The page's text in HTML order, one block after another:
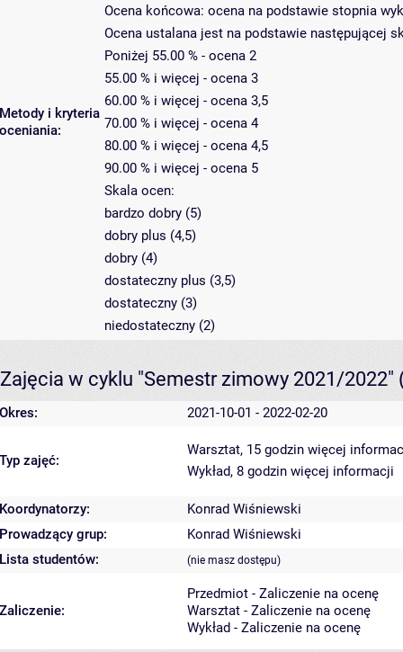
Metody i kryteria
oceniania:
Ocena końcowa: ocena na podstawie stopnia
Ocena ustalana jest na podstawie następującej
Poniżej 55.00 % - ocena 2
55.00 % i więcej - ocena 3
60.00 % i więcej - ocena 3,5
70.00 % i więcej - ocena 4
80.00 % i więcej - ocena 4,5
90.00 % i więcej - ocena 5
Skala ocen:
bardzo dobry (5)
dobry plus (4,5)
dobry (4)
dostateczny plus (3,5)
dostateczny (3)
niedostateczny (2)
Zajęcia w cyklu "Semestr zimowy 2021/2022"
Okres: 2021-10-01 - 2022-02-20
Typ zajęć:
Warsztat, 15 godzin więcej
Wykład, 8 godzin więcej informacji
Koordynatorzy:
Konrad Wiśniewski
Prowadzący grup:
Konrad Wiśniewski
Lista studentów:
(nie masz dostępu)
Zaliczenie:
Przedmiot - Zaliczenie na ocenę
Warsztat - Zaliczenie na ocenę
Wykład - Zaliczenie na ocenę